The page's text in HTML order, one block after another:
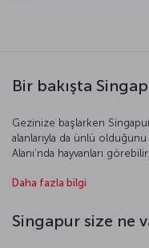
Bir bakışta
Gezinize başlarken
alanlarıyla da ünlü
Alanı’nda hayvanları
hayvanat bahçesini gece
Bahçesi’ne
kadar çok çeşit ve renkte
Daha fazla bilgi
Singapur size ne